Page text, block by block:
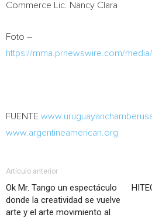
Commerce Lic.
Nancy Clara
Foto –
https://mma.prnewswire.com/
FUENTE
www.argentineamerican.org
Artículo anterior
Ok Mr. Tango un espectáculo
donde la creatividad se vuelve
arte y el arte movimiento al